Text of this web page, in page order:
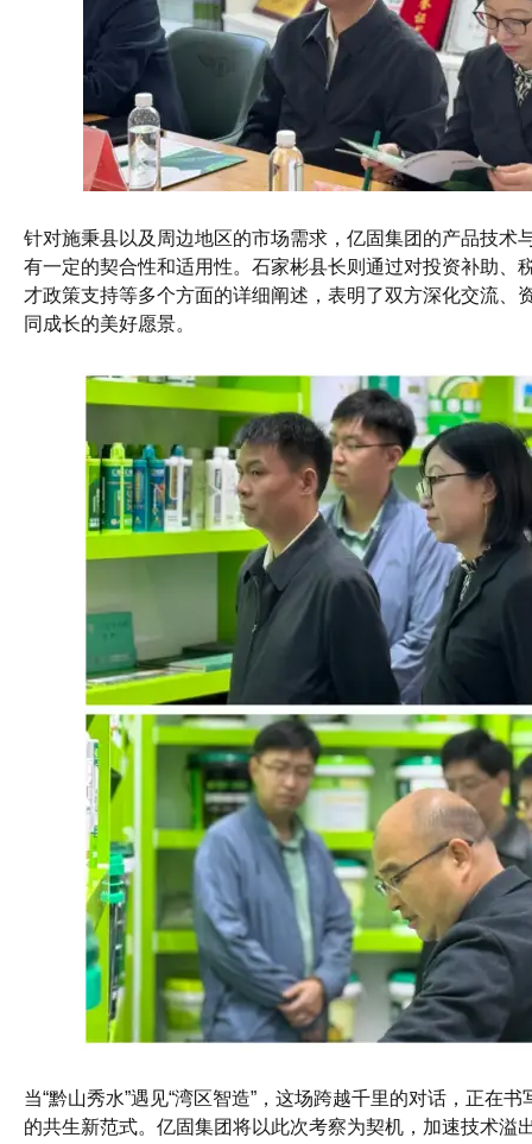
针对施秉县以及周边地区的市场需求，亿固集团的产品技术
有一定的契合性和适用性。石家彬县长则通过对投资补助、
才政策支持等多个方面的详细阐述，表明了双方深化交流、
同成长的美好愿景。
当“黔山秀水”遇见“湾区智造”，这场跨越千里的对话，正在
的共生新范式。亿固集团将以此次考察为契机，加速技术溢